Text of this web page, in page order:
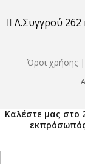
Λ.Συγγρού 262
Όροι χρήσης |
Καλέστε μας στο